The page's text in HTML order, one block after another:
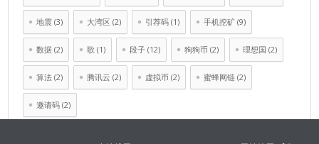
地震 (3) 大湾区 (2) 引荐码 (1) 手机挖矿 (9)
数据 (2) 歌 (1) 段子 (12) 狗狗币 (2) 理想国 (2)
算法 (2) 腾讯云 (2) 虚拟币 (2) 蜜蜂网链 (2)
邀请码 (2)